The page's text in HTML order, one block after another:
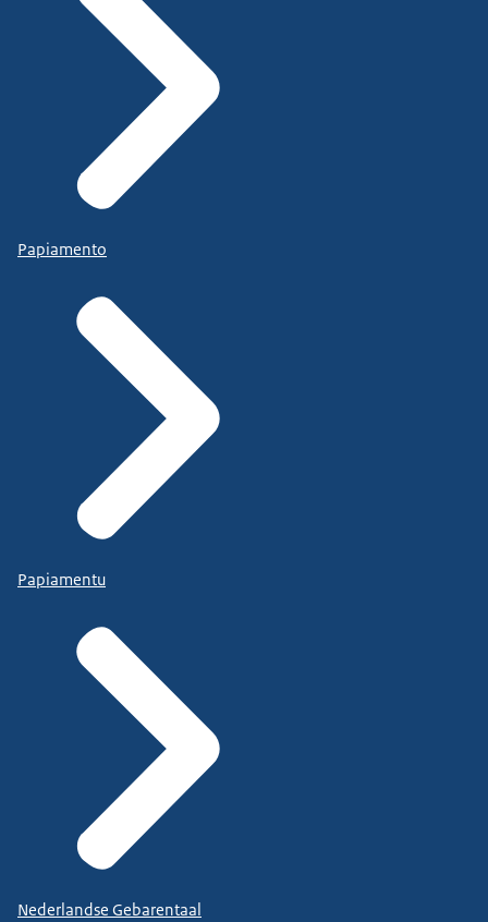
Papiamento
Papiamentu
Nederlandse Gebarentaal